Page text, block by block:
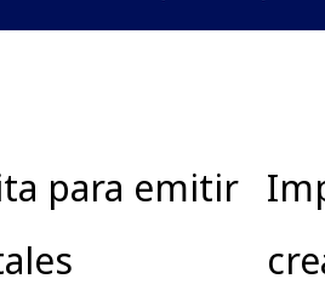
para emitir